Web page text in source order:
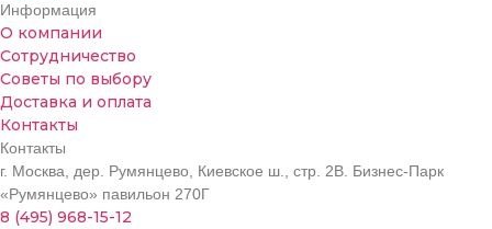
Информация
О компании
Сотрудничество
Советы по выбору
Доставка и оплата
Контакты
Контакты
г. Москва, дер. Румянцево, Киевское ш., стр. 2В. Бизнес-Парк
«Румянцево» павильон 270Г
8 (495) 968-15-12